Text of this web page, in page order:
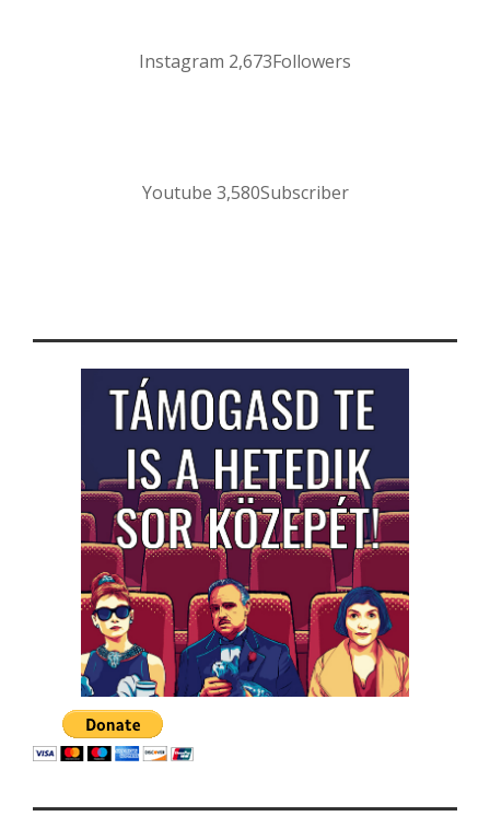
Instagram 2,673Followers
Youtube 3,580Subscriber